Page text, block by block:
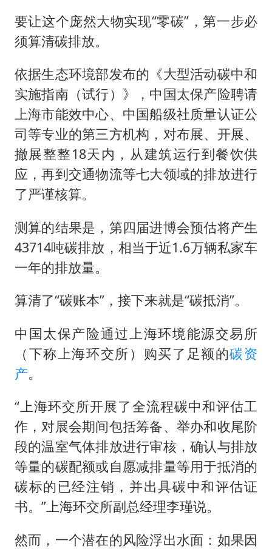
要让这个庞然大物实现“零碳”，第一步必
须算清碳排放。
依据生态环境部发布的《大型活动碳中和
实施指南（试行）》，中国太保产险聘请
上海市能效中心、中国船级社质量认证公
司等专业的第三方机构，对布展、开展、
撤展整整18天内，从建筑运行到餐饮供
应，再到交通物流等七大领域的排放进行
了严谨核算。
测算的结果是，第四届进博会预估将产生
43714吨碳排放，相当于近1.6万辆私家车
一年的排放量。
算清了“碳账本”，接下来就是“碳抵消”。
中国太保产险通过上海环境能源交易所
（下称上海环交所）购买了足额的碳资
产。
“上海环交所开展了全流程碳中和评估工
作，对展会期间包括筹备、举办和收尾阶
段的温室气体排放进行审核，确认与排放
等量的碳配额或自愿减排量等用于抵消的
碳标的已经注销，并出具碳中和评估证
书。”上海环交所副总经理李瑾说。
然而，一个潜在的风险浮出水面：如果因